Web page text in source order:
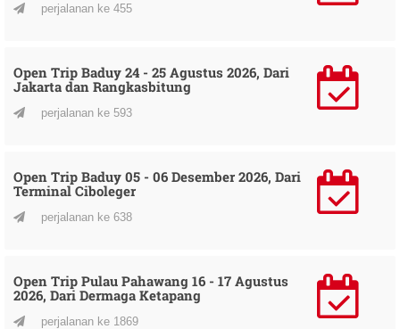
perjalanan ke 455
Open Trip Baduy 24 - 25 Agustus 2026, Dari
Jakarta dan Rangkasbitung
perjalanan ke 593
Open Trip Baduy 05 - 06 Desember 2026, Dari
Terminal Ciboleger
perjalanan ke 638
Open Trip Pulau Pahawang 16 - 17 Agustus
2026, Dari Dermaga Ketapang
perjalanan ke 1869